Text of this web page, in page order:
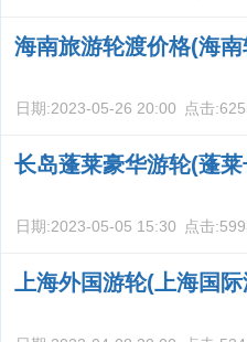
海南旅游轮渡价格(海
日期:2023-05-26 20:00 点击:
长岛蓬莱豪华游轮(蓬
日期:2023-05-05 15:30 点击:
上海外国游轮(上海国